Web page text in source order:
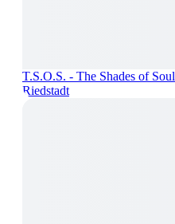
T.S.O.S. - The Shades of Soul
Riedstadt